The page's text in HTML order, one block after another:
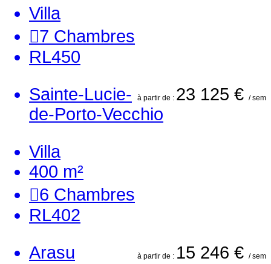
Villa
7 Chambres
RL450
à partir de : 23 125 € / sem
Sainte-Lucie-
de-Porto-Vecchio
Villa
400 m²
6 Chambres
RL402
à partir de : 15 246 € / sem
Arasu